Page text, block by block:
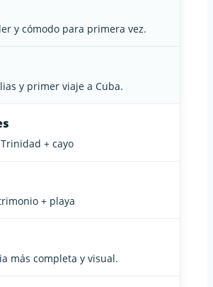
y cómodo para primera vez.
y primer viaje a Cuba.
+ cayo
+ playa
más completa y visual.